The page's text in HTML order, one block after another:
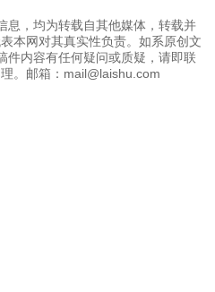
息，均为转载自其他媒体，转载并
本网对其真实性负责。如系原创文
件内容有任何疑问或质疑，请即联
。邮箱：mail@laishu.com